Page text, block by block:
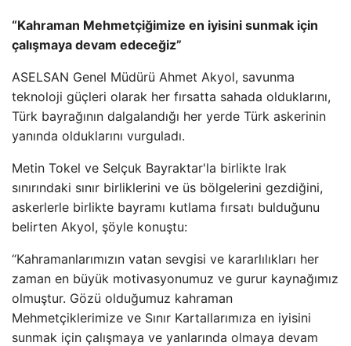
“Kahraman Mehmetçiğimize en iyisini sunmak için
çalışmaya devam edeceğiz”
ASELSAN Genel Müdürü Ahmet Akyol, savunma
teknoloji güçleri olarak her fırsatta sahada olduklarını,
Türk bayrağının dalgalandığı her yerde Türk askerinin
yanında olduklarını vurguladı.
Metin Tokel ve Selçuk Bayraktar'la birlikte Irak
sınırındaki sınır birliklerini ve üs bölgelerini gezdiğini,
askerlerle birlikte bayramı kutlama fırsatı bulduğunu
belirten Akyol, şöyle konuştu:
“Kahramanlarımızın vatan sevgisi ve kararlılıkları her
zaman en büyük motivasyonumuz ve gurur kaynağımız
olmuştur. Gözü olduğumuz kahraman
Mehmetçiklerimize ve Sınır Kartallarımıza en iyisini
sunmak için çalışmaya ve yanlarında olmaya devam